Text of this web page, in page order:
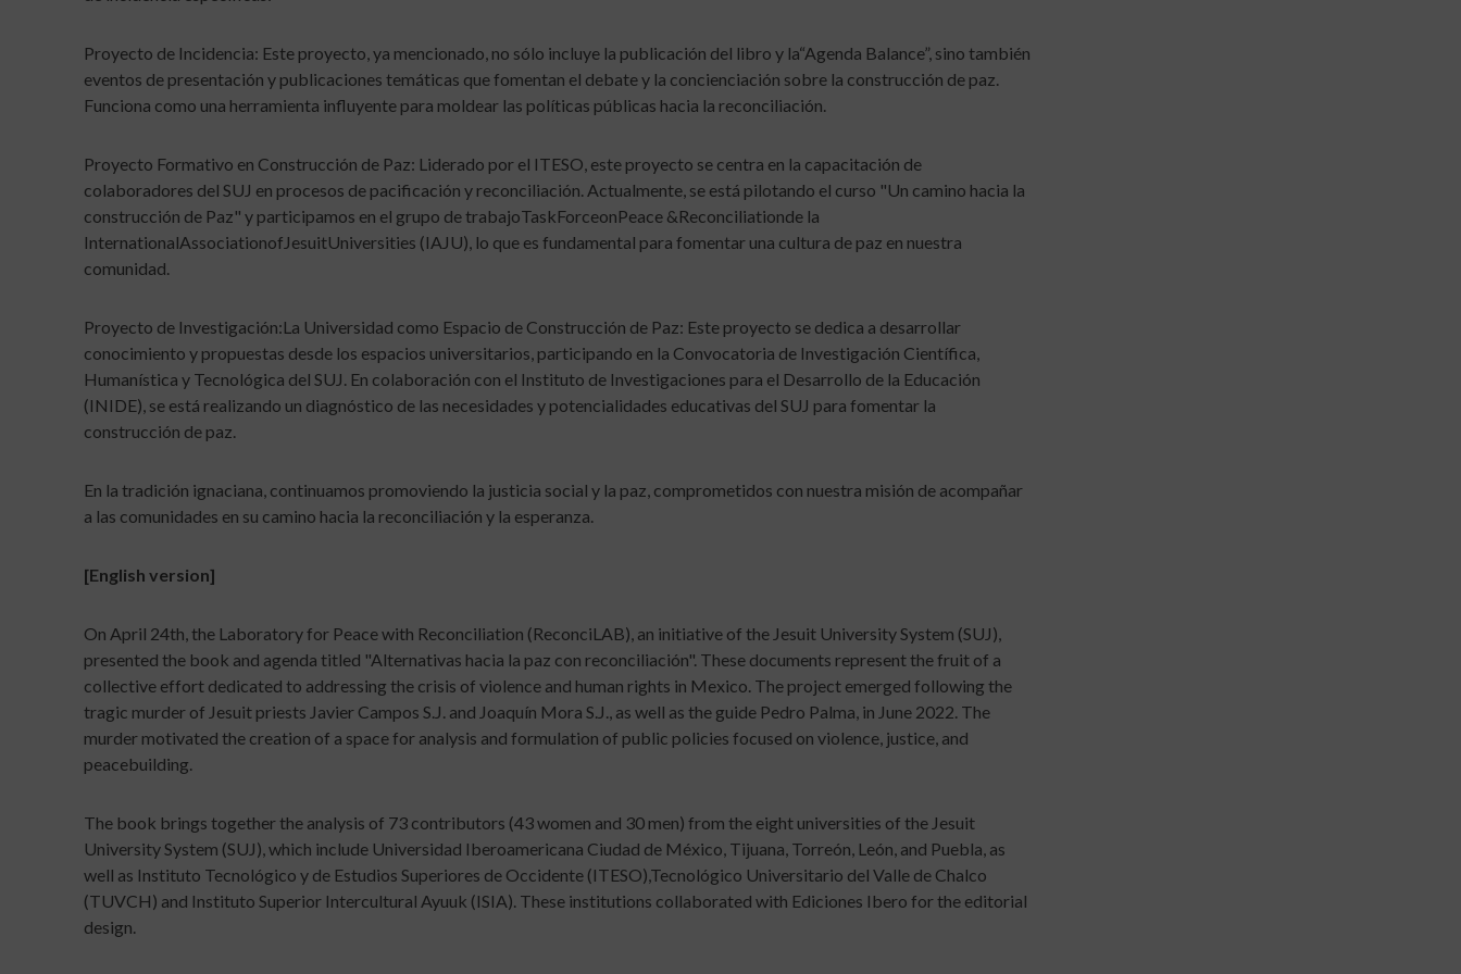
Proyecto de Incidencia: Este proyecto, ya mencionado, no sólo incluye la publicación del libro y la“Agenda Balance”, sino también
eventos de presentación y publicaciones temáticas que fomentan el debate y la concienciación sobre la construcción de paz.
Funciona como una herramienta influyente para moldear las políticas públicas hacia la reconciliación.
Proyecto Formativo en Construcción de Paz: Liderado por el ITESO, este proyecto se centra en la capacitación de
colaboradores del SUJ en procesos de pacificación y reconciliación. Actualmente, se está pilotando el curso "Un camino hacia la
construcción de Paz" y participamos en el grupo de trabajoTaskForceonPeace &Reconciliationde la
InternationalAssociationofJesuitUniversities (IAJU), lo que es fundamental para fomentar una cultura de paz en nuestra
comunidad.
Proyecto de Investigación:La Universidad como Espacio de Construcción de Paz: Este proyecto se dedica a desarrollar
conocimiento y propuestas desde los espacios universitarios, participando en la Convocatoria de Investigación Científica,
Humanística y Tecnológica del SUJ. En colaboración con el Instituto de Investigaciones para el Desarrollo de la Educación
(INIDE), se está realizando un diagnóstico de las necesidades y potencialidades educativas del SUJ para fomentar la
construcción de paz.
En la tradición ignaciana, continuamos promoviendo la justicia social y la paz, comprometidos con nuestra misión de acompañar
a las comunidades en su camino hacia la reconciliación y la esperanza.
[English version]
On April 24th, the Laboratory for Peace with Reconciliation (ReconciLAB), an initiative of the Jesuit University System (SUJ),
presented the book and agenda titled "Alternativas hacia la paz con reconciliación". These documents represent the fruit of a
collective effort dedicated to addressing the crisis of violence and human rights in Mexico. The project emerged following the
tragic murder of Jesuit priests Javier Campos S.J. and Joaquín Mora S.J., as well as the guide Pedro Palma, in June 2022. The
murder motivated the creation of a space for analysis and formulation of public policies focused on violence, justice, and
peacebuilding.
The book brings together the analysis of 73 contributors (43 women and 30 men) from the eight universities of the Jesuit
University System (SUJ), which include Universidad Iberoamericana Ciudad de México, Tijuana, Torreón, León, and Puebla, as
well as Instituto Tecnológico y de Estudios Superiores de Occidente (ITESO),Tecnológico Universitario del Valle de Chalco
(TUVCH) and Instituto Superior Intercultural Ayuuk (ISIA). These institutions collaborated with Ediciones Ibero for the editorial
design.